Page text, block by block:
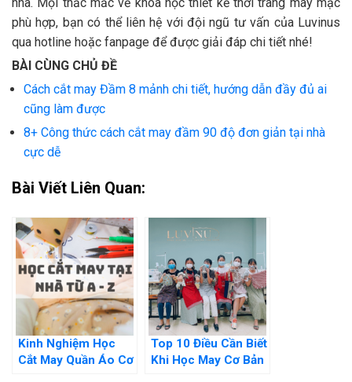
phù hợp, bạn có thể liên hệ với đội ngũ tư vấn của Luvinus
qua hotline hoặc fanpage để được giải đáp chi tiết nhé!
BÀI CÙNG CHỦ ĐỀ
Cách cắt may Đầm 8 mảnh chi tiết, hướng dẫn đầy đủ ai
cũng làm được
8+ Công thức cách cắt may đầm 90 độ đơn giản tại nhà
cực dễ
Bài Viết Liên Quan:
Kinh Nghiệm Học
Cắt May Quần Áo Cơ
Top 10 Điều Cần Biết
Khi Học May Cơ Bản